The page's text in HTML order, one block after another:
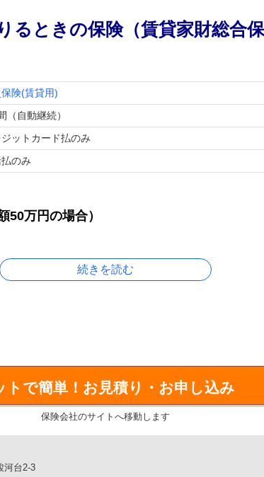
保険金を受け取れます。
がん・脳卒中 ・急性心筋梗塞）に罹患し、所定の
。
す。
るときの保険（賃貸家財総合
険(賃貸用)
（自動継続）
ットカード払のみ
のみ
50万円の場合）
ピーディ！
加入できます。
るサービス付き！
に入れないなど「すまいのサポート２４」が24時間
続きを読む
トで簡単！ お見積り・お申し込み
保険会社のサイトへ移動します
河台2-3